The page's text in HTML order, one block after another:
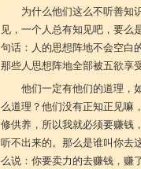
为什么他们这么不听善知
见，一个人总有知见吧，要么
句话：人的思想阵地不会空白
那些人思想阵地全部被五欲享
他们一定有他们的道理，
么道理？他们没有正知正见嘛
修供养，所以我就必须要赚钱
听不出来的。那么是谁叫你去
么说：你要卖力的去赚钱，赚